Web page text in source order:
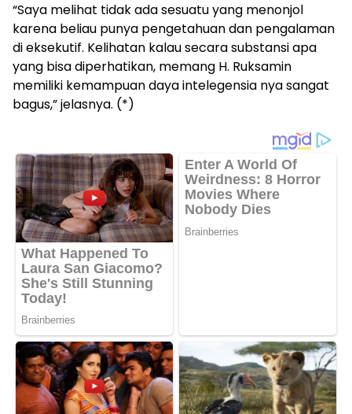
“Saya melihat tidak ada sesuatu yang menonjol
karena beliau punya pengetahuan dan pengalaman
di eksekutif. Kelihatan kalau secara substansi apa
yang bisa diperhatikan, memang H. Ruksamin
memiliki kemampuan daya intelegensia nya sangat
bagus,” jelasnya. (*)